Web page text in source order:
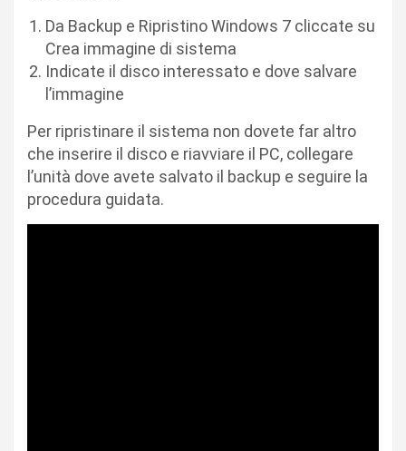
Da Backup e Ripristino Windows 7 cliccate su
Crea immagine di sistema
Indicate il disco interessato e dove salvare
l’immagine
Per ripristinare il sistema non dovete far altro
che inserire il disco e riavviare il PC, collegare
l’unità dove avete salvato il backup e seguire la
procedura guidata.